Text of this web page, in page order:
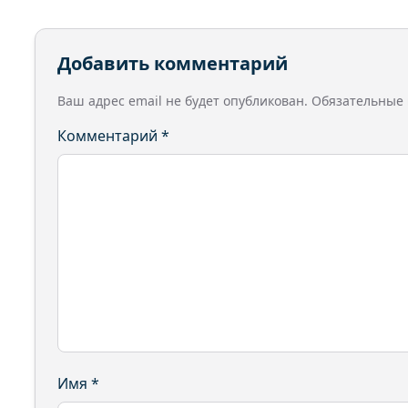
Добавить комментарий
Ваш адрес email не будет опубликован.
Комментарий *
Имя *